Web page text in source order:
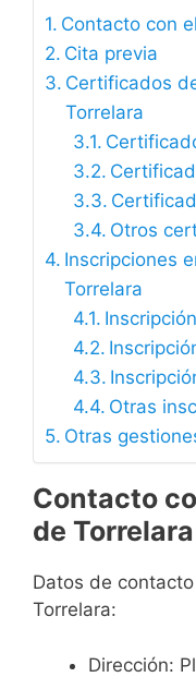
Contacto con
Cita previa
Certificados
Torrelara
Otros
Inscripciones
Torrelara
Otras
Otras
Contacto
de Torrelara
Datos de
Torrelara:
Dirección: